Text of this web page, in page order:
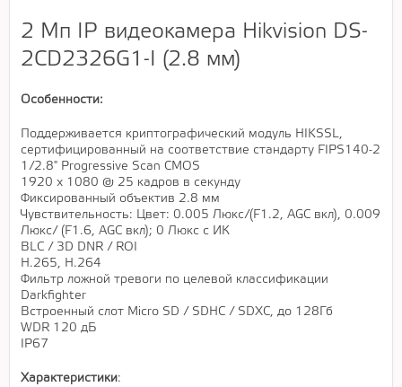
2 Мп IP видеокамера Hikvision DS-
2CD2326G1-I (2.8 мм)
Особенности:
Поддерживается криптографический модуль HIKSSL,
сертифицированный на соответствие стандарту FIPS140-2
1/2.8" Progressive Scan CMOS
1920 х 1080 @ 25 кадров в секунду
Фиксированный объектив 2.8 мм
Чувствительность: Цвет: 0.005 Люкс/(F1.2, AGC вкл), 0.009
Люкс/ (F1.6, AGC вкл); 0 Люкс с ИК
BLC / 3D DNR / ROI
H.265, H.264
Фильтр ложной тревоги по целевой классификации
Darkfighter
Встроенный слот Micro SD / SDHC / SDXC, до 128Гб
WDR 120 дБ
IP67
Характеристики: